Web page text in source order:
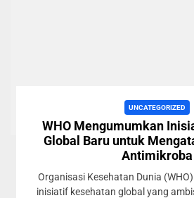
UNCATEGORIZED
WHO Mengumumkan
Global Baru untuk
Antimikroba
Organisasi Kesehatan Dunia
inisiatif kesehatan global yang